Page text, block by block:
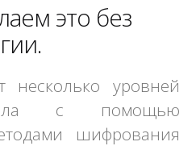
это без
несколько уровней
с помощью
шифрования